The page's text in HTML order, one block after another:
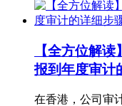
【全方位解
报到年度审计
在香港，公司审